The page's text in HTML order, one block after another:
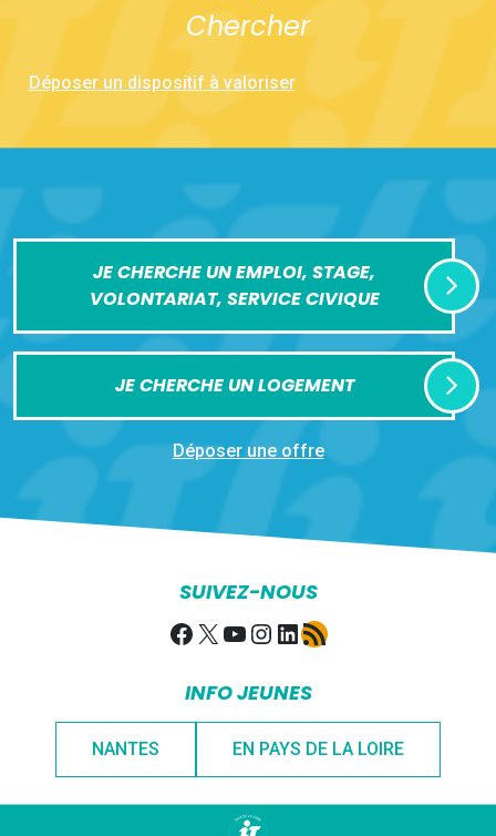
Chercher
Déposer un dispositif à valoriser
JE CHERCHE UN EMPLOI, STAGE,
VOLONTARIAT, SERVICE CIVIQUE
JE CHERCHE UN LOGEMENT
Déposer une offre
SUIVEZ-NOUS
Facebook
X YouTube
Instagram
LinkedIn
Flux RSS
INFO JEUNES
NANTES EN PAYS DE LA LOIRE